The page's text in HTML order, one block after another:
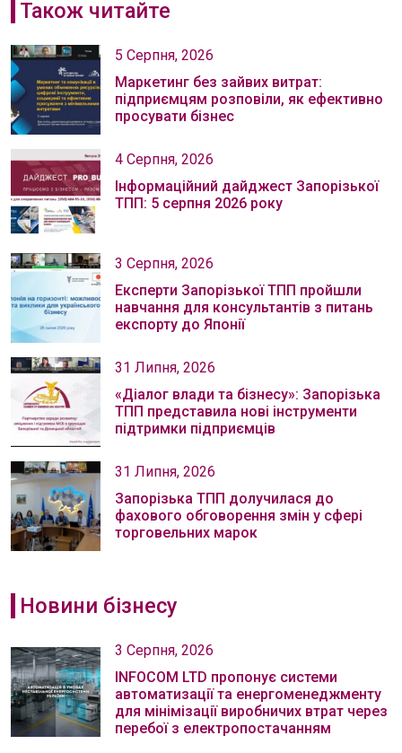
Також читайте
5 Серпня, 2026
Маркетинг без зайвих витрат:
підприємцям розповіли, як ефективно
просувати бізнес
4 Серпня, 2026
Інформаційний дайджест Запорізької
ТПП: 5 серпня 2026 року
3 Серпня, 2026
Експерти Запорізької ТПП пройшли
навчання для консультантів з питань
експорту до Японії
31 Липня, 2026
«Діалог влади та бізнесу»: Запорізька
ТПП представила нові інструменти
підтримки підприємців
31 Липня, 2026
Запорізька ТПП долучилася до
фахового обговорення змін у сфері
торговельних марок
Новини бізнесу
3 Серпня, 2026
INFOCOM LTD пропонує системи
автоматизації та енергоменеджменту
для мінімізації виробничих втрат через
перебої з електропостачанням